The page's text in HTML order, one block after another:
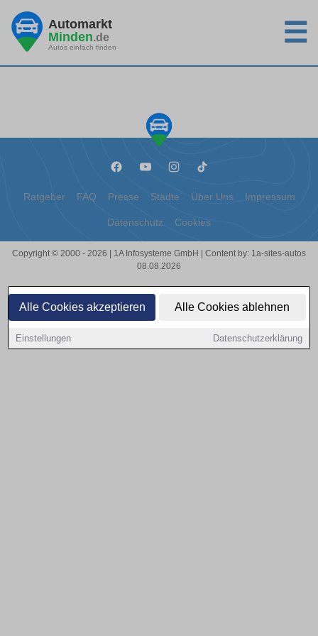
Alle Cookies akzeptieren Alle Cookies ablehnen
Einstellungen Datenschutzerklärung
Automarkt
Minden.de
Autos einfach finden ☰
Ratgeber FAQ Presse Städte Über Uns Impressum
Datenschutz Cookies
Copyright © 2000 - 2026 | 1A Infosysteme GmbH | Content by: 1a-sites-autos
08.08.2026